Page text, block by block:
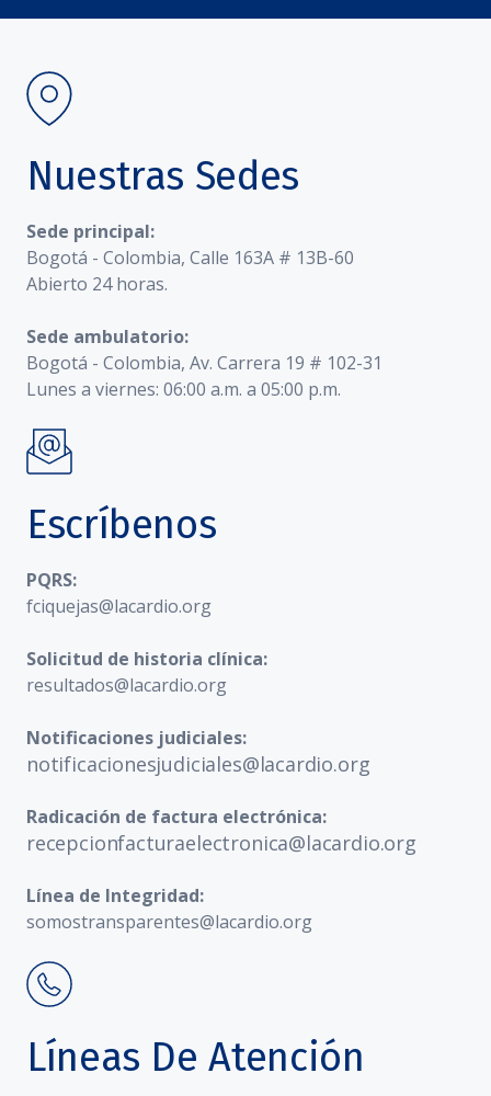
Nuestras Sedes
Sede principal:
Bogotá - Colombia, Calle 163A # 13B-60
Abierto 24 horas.
Sede ambulatorio:
Bogotá - Colombia, Av. Carrera 19 # 102-31
Lunes a viernes: 06:00 a.m. a 05:00 p.m.
Escríbenos
PQRS:
fciquejas@lacardio.org
Solicitud de historia clínica:
resultados@lacardio.org
Notificaciones judiciales:
notificacionesjudiciales@lacardio.org
Radicación de factura electrónica:
recepcionfacturaelectronica@lacardio.org
Línea de Integridad:
somostransparentes@lacardio.org
Líneas De Atención